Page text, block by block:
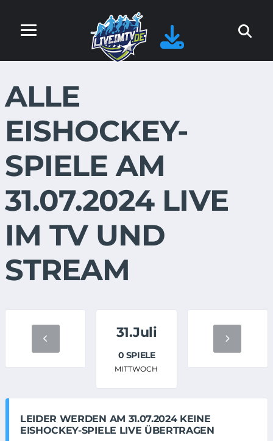
ALLE
EISHOCKEY-
SPIELE AM
31.07.2024 LIVE
IM TV UND
STREAM
31.Juli
0 SPIELE
MITTWOCH
LEIDER WERDEN AM 31.07.2024 KEINE
EISHOCKEY-SPIELE LIVE ÜBERTRAGEN